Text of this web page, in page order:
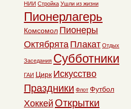
НИИ Стройка Ушли из жизни
Пионерлагерь
Комсомол Пионеры
Октябрята Плакат Отдых
Заседания Субботники
ГАИ Цирк Искусство
Праздники Флот Футбол
Хоккей Открытки